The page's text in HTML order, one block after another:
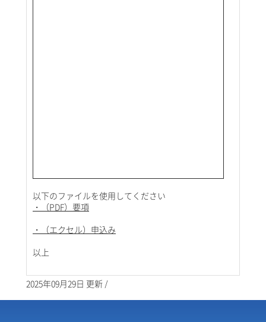
以下のファイルを使用してください
・（PDF）要項
・（エクセル）申込み
以上
2025年09月29日 更新 /